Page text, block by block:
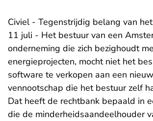
Civiel - Tegenstrijdig belang van
11 juli - Het bestuur van een
onderneming die zich bezighoudt
energieprojecten, mocht niet het
software te verkopen aan een
vennootschap die het bestuur zelf
Dat heeft de rechtbank bepaald in
die de minderheidsaandeelhouder